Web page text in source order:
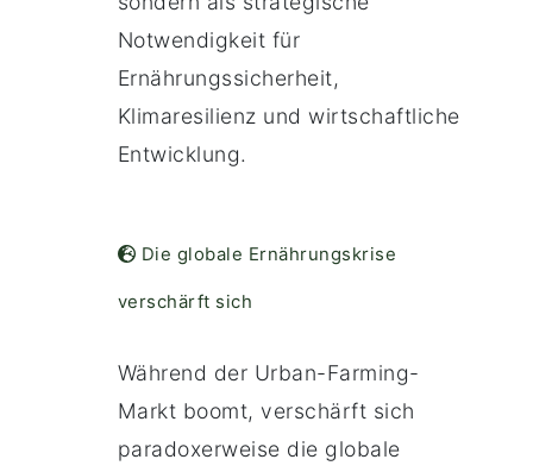
Notwendigkeit für
Ernährungssicherheit,
Klimaresilienz und wirtschaftliche
Entwicklung.
Die globale Ernährungskrise
verschärft sich
Während der Urban-Farming-
Markt boomt, verschärft sich
paradoxerweise die globale